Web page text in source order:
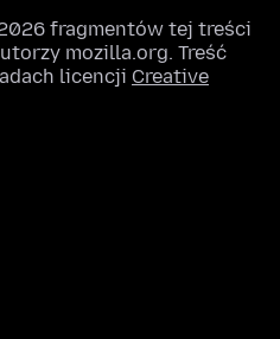
fragmentów tej treści
mozilla.org. Treść
licencji Creative